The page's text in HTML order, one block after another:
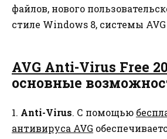
файлов, нового
стиле Windows 8, системы
AVG Anti-Virus Free
основные
1. Anti-Virus. С помощью
антивируса AVG